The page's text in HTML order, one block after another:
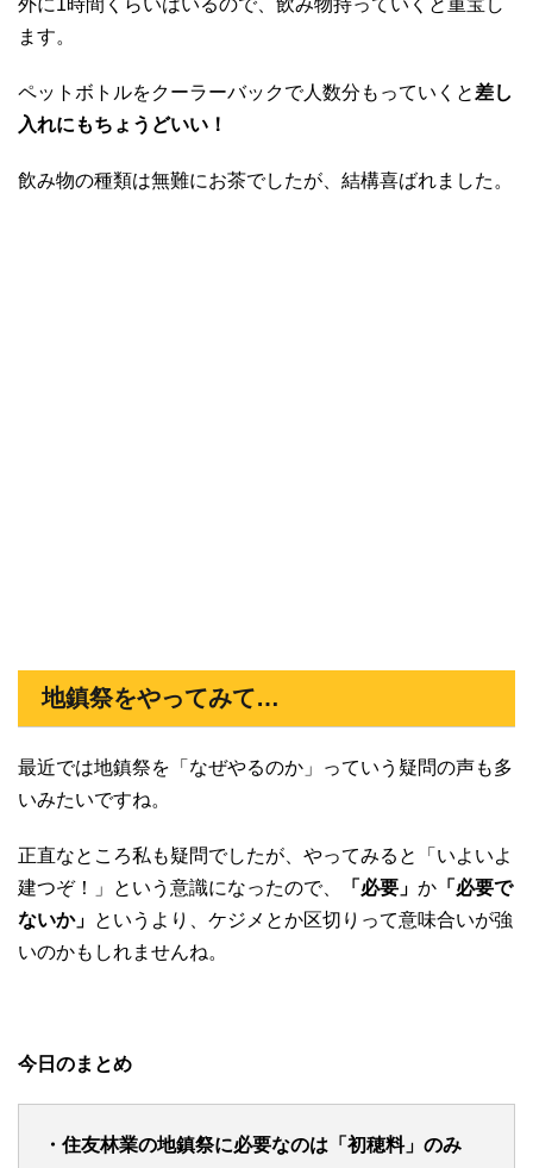
外に1時間くらいはいるので、飲み物持っていくと重宝し
ます。
ペットボトルをクーラーバックで人数分もっていくと 差し
入れにもちょうどいい！
飲み物の種類は無難にお茶でしたが、結構喜ばれました。
地鎮祭をやってみて…
最近では地鎮祭を「なぜやるのか」っていう疑問の声も多
いみたいですね。
正直なところ私も疑問でしたが、やってみると「いよいよ
建つぞ！」という意識になったので、
「必要」 か 「必要で
ないか」 というより、ケジメとか区切りって意味合いが強
いのかもしれませんね。
今日のまとめ
・住友林業の地鎮祭に必要なのは「初穂料」のみ